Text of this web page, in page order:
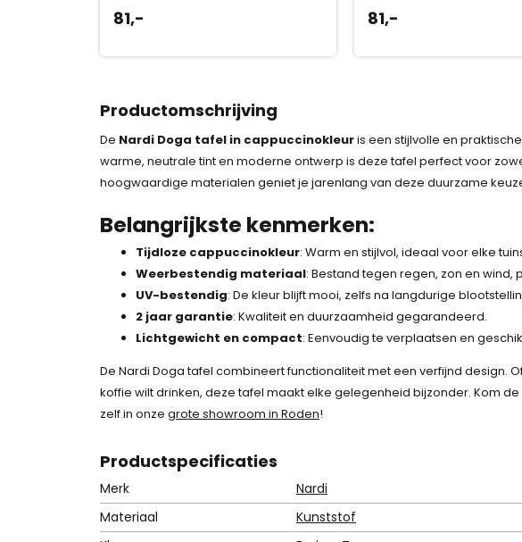
81,- 81,-
Productomschrijving
De Nardi Doga tafel in cappuccinokleuris een stijlvolle en
warme, neutrale tint en moderne ontwerp is deze tafel perfect voor
hoogwaardige materialen geniet je jarenlang van deze duurzame
Belangrijkste kenmerken:
Tijdloze cappuccinokleur: Warm en stijlvol, ideaal voor elke
Weerbestendig materiaal: Bestand tegen regen, zon en
UV-bestendig: De kleur blijft mooi, zelfs na langdurige
2 jaar garantie: Kwaliteit en duurzaamheid gegarandeerd.
Lichtgewicht en compact: Eenvoudig te verplaatsen en
De Nardi Doga tafel combineert functionaliteit met een verfijnd design.
koffie wilt drinken, deze tafel maakt elke gelegenheid bijzonder. Kom
zelf in onze grote showroom in Roden!
Productspecificaties
Merk
Nardi
Materiaal
Kunststof